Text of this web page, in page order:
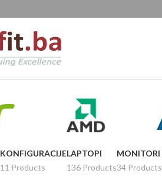
KONFIGURACIJE
11 Products
LAPTOPI
136 Products
MONITORI
34 Products